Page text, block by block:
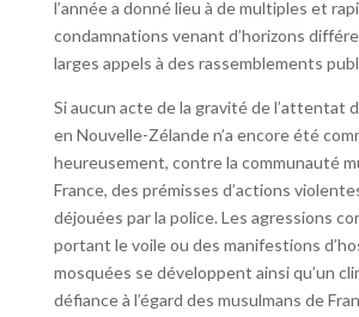
l’année a donné lieu à de multiples et
condamnations venant d’horizons
larges appels à des rassemblements
Si aucun acte de la gravité de l’attentat
en Nouvelle-Zélande n’a encore été
heureusement, contre la communauté
France, des prémisses d’actions
déjouées par la police. Les agressions
portant le voile ou des manifestions
mosquées se développent ainsi qu’un
défiance à l’égard des musulmans de